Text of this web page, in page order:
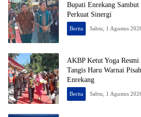
Bupati Enrekang
Perkuat Sinergi
Berita Sabtu, 1 Agustus
AKBP Ketut Yoga
Tangis Haru Warnai
Enrekang
Berita Sabtu, 1 Agustus